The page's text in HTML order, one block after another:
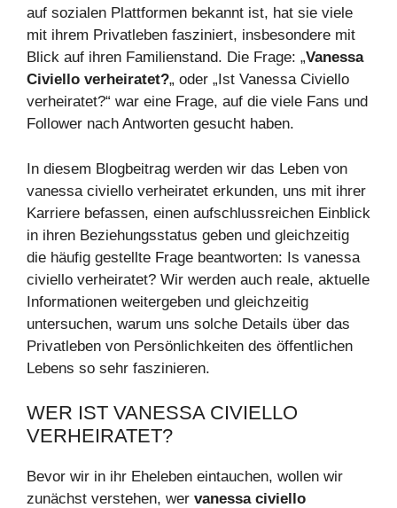
auf sozialen Plattformen bekannt ist, hat sie viele
mit ihrem Privatleben fasziniert, insbesondere mit
Blick auf ihren Familienstand. Die Frage: „Vanessa
Civiello verheiratet?„ oder „Ist Vanessa Civiello
verheiratet?“ war eine Frage, auf die viele Fans und
Follower nach Antworten gesucht haben.
In diesem Blogbeitrag werden wir das Leben von
vanessa civiello verheiratet erkunden, uns mit ihrer
Karriere befassen, einen aufschlussreichen Einblick
in ihren Beziehungsstatus geben und gleichzeitig
die häufig gestellte Frage beantworten: Is vanessa
civiello verheiratet? Wir werden auch reale, aktuelle
Informationen weitergeben und gleichzeitig
untersuchen, warum uns solche Details über das
Privatleben von Persönlichkeiten des öffentlichen
Lebens so sehr faszinieren.
WER IST VANESSA CIVIELLO
VERHEIRATET?
Bevor wir in ihr Eheleben eintauchen, wollen wir
zunächst verstehen, wer vanessa civiello